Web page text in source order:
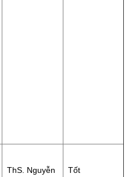
ThS. Nguyễn
Tốt